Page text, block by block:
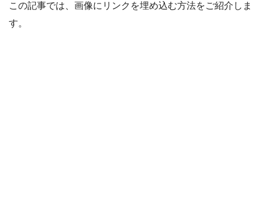
この記事では、画像にリンクを埋め込む方法をご紹介しま
す。